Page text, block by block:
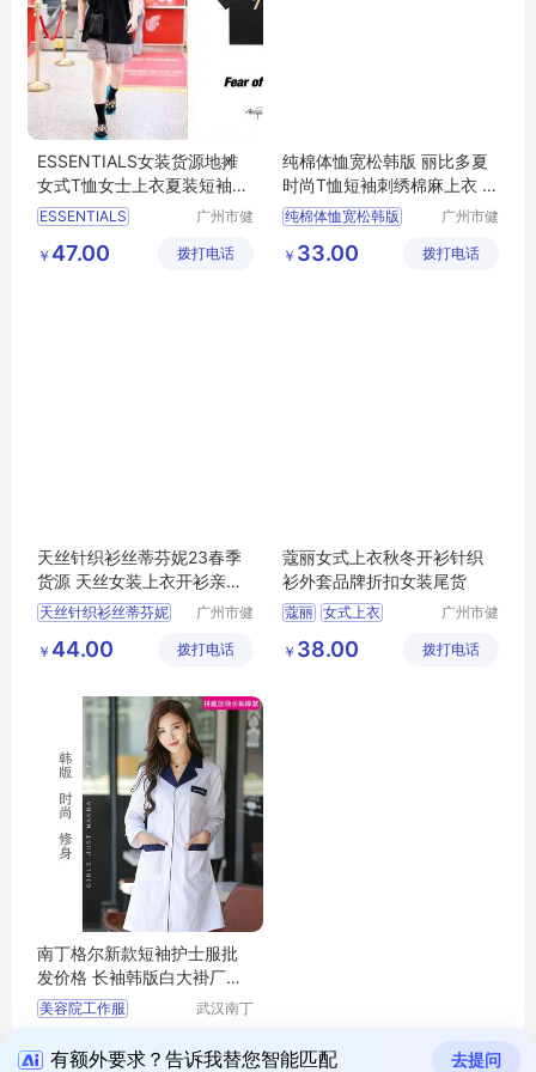
ESSENTIALS女装货源地摊
女式T恤女士上衣夏装短袖半
袖供应
ESSENTIALS
女士上衣夏装短袖
广州市健
限公司
￥ 47.00 拨打电话
纯棉体恤宽松韩版 丽比多夏
时尚T恤短袖刺绣棉麻上衣 服
装尾货市场
纯棉体恤宽松韩版
服装尾货市场
广州市健
限公司
￥ 33.00 拨打电话
天丝针织衫丝蒂芬妮23春季
货源 天丝女装上衣开衫亲肤
透气 品牌女装尾货
天丝针织衫丝蒂芬妮
品牌女装尾货
广州市健
限公司
￥ 44.00 拨打电话
蔻丽女式上衣秋冬开衫针织
衫外套品牌折扣女装尾货
蔻丽 女式上衣
针织衫外套
广州市健
限公司
￥ 38.00 拨打电话
南丁格尔新款短袖护士服批
发价格 长袖韩版白大褂厂家
直销
美容院工作服
新款护士服
武汉南丁
有限公司
￥ 55.00 拨打电话
有额外要求？告诉我替您智能匹配 去提问